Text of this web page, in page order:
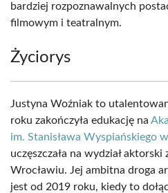
bardziej rozpoznawalnych
filmowym i teatralnym.
Życiorys
Justyna Woźniak to
roku zakończyła edukację na
im. Stanisława Wyspiańskiego
uczęszczała na wydział
Wrocławiu. Jej ambitna droga
jest od 2019 roku, kiedy to